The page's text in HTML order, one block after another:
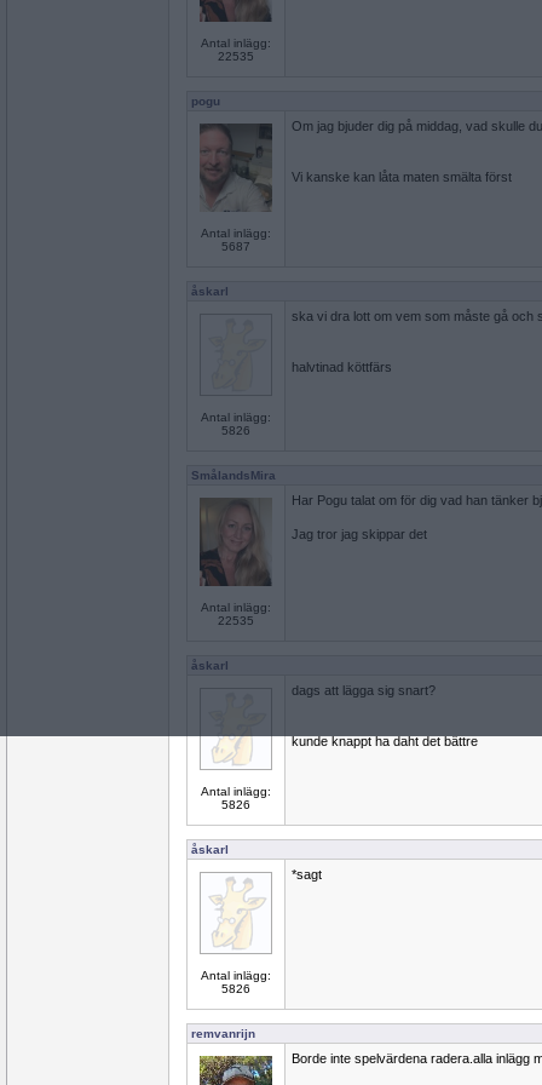
Antal inlägg:
22535
pogu
Antal inlägg:
5687
Om jag bjuder dig på middag, vad skulle
Vi kanske kan låta maten smälta först
åskarl
Antal inlägg:
5826
ska vi dra lott om vem som måste gå och
halvtinad köttfärs
SmålandsMira
Antal inlägg:
22535
Har Pogu talat om för dig vad han tänker
Jag tror jag skippar det
åskarl
Antal inlägg:
5826
dags att lägga sig snart?
kunde knappt ha daht det bättre
åskarl
Antal inlägg:
5826
*sagt
remvanrijn
Borde inte spelvärdena radera.alla inlägg